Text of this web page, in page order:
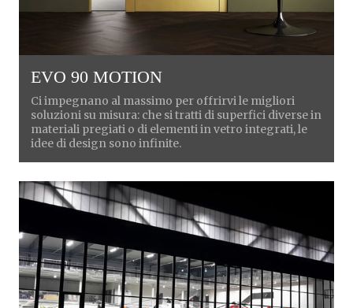
EVO 90 MOTION
Ci impegnano al massimo per offrirvi le migliori
soluzioni su misura: che si tratti di superfici diverse in
materiali pregiati o di elementi in vetro integrati, le
idee di design sono infinite.